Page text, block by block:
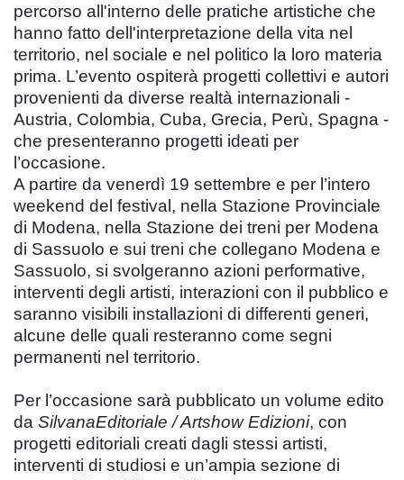
percorso all'interno delle pratiche artistiche che
hanno fatto dell'interpretazione della vita nel
territorio, nel sociale e nel politico la loro materia
prima. L’evento ospiterà progetti collettivi e autori
provenienti da diverse realtà internazionali -
Austria, Colombia, Cuba, Grecia, Perù, Spagna -
che presenteranno progetti ideati per
l’occasione.
A partire da venerdì 19 settembre e per l’intero
weekend del festival, nella Stazione Provinciale
di Modena, nella Stazione dei treni per Modena
di Sassuolo e sui treni che collegano Modena e
Sassuolo, si svolgeranno azioni performative,
interventi degli artisti, interazioni con il pubblico e
saranno visibili installazioni di differenti generi,
alcune delle quali resteranno come segni
permanenti nel territorio.
Per l’occasione sarà pubblicato un volume edito
da SilvanaEditoriale / Artshow Edizioni, con
progetti editoriali creati dagli stessi artisti,
interventi di studiosi e un’ampia sezione di